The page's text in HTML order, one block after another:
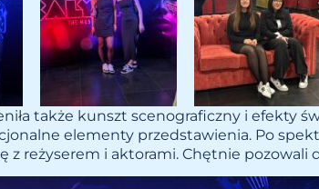
także kunszt scenograficzny i efekty
elementy przedstawienia. Po
z reżyserem i aktorami. Chętnie pozowali